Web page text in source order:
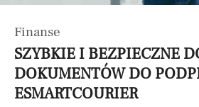
Finanse
SZYBKIE I BEZPIECZNE
DOKUMENTÓW DO
ESMARTCOURIER